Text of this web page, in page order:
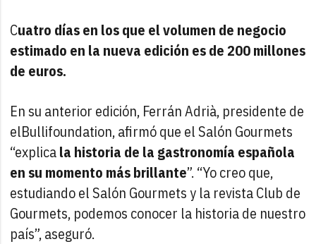
Cuatro días en los que el volumen de negocio
estimado en la nueva edición es de 200 millones
de euros.
En su anterior edición, Ferrán Adrià, presidente de
elBullifoundation, afirmó que el Salón Gourmets
“explicala historia de la gastronomía española
en su momento más brillante”. “Yo creo que,
estudiando el Salón Gourmets y la revista Club de
Gourmets, podemos conocer la historia de nuestro
país”, aseguró.